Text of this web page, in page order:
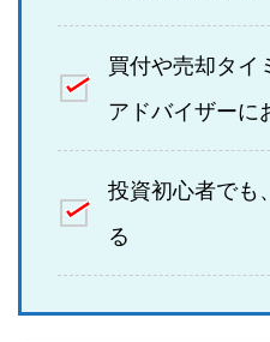
買付や売却タイ
アドバイザーに
投資初心者でも
る